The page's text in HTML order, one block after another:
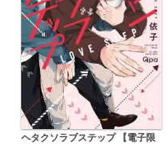
ヘタクソラブステップ 【電子限